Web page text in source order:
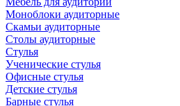
Моноблоки аудиторные
Скамьи аудиторные
Столы аудиторные
Стулья
Ученические стулья
Офисные стулья
Детские стулья
Барные стулья